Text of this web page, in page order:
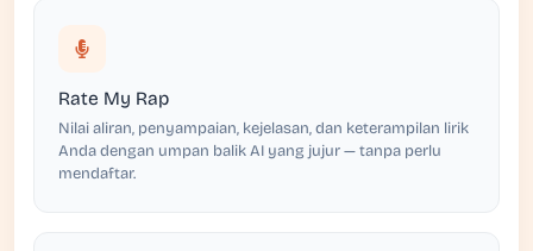
Rate My Rap
Nilai aliran, penyampaian, kejelasan, dan keterampilan lirik
Anda dengan umpan balik AI yang jujur — tanpa perlu
mendaftar.